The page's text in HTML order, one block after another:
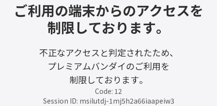
ご利用の端末からのアクセスを
制限しております。
不正なアクセスと判定されたため、
プレミアムバンダイのご利用を
制限しております。
Code: 12
Session ID: msilutdj-1mj5h2a66iaapeiw3